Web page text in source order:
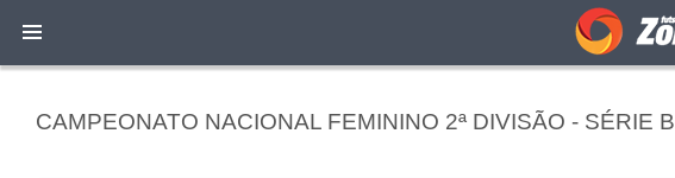
CAMPEONATO NACIONAL FEMININO 2ª DIVISÃO - SÉRIE B